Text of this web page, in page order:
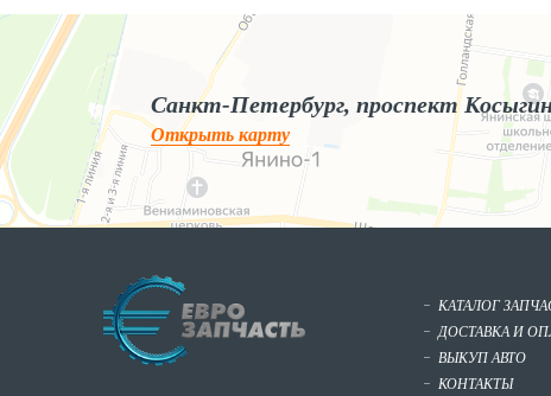
Яндекс.Карты
Яндекс.Карты — поиск мест и адресов, городской транспорт
Санкт-Петербург, проспект
Открыть карту
КАТАЛОГ
ДОСТАВКА И
ВЫКУП АВТО
КОНТАКТЫ